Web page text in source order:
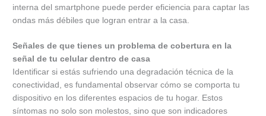
interna del smartphone puede perder eficiencia para captar las
ondas más débiles que logran entrar a la casa.
Señales de que tienes un problema de cobertura en la
señal de tu celular dentro de casa
Identificar si estás sufriendo una degradación técnica de la
conectividad, es fundamental observar cómo se comporta tu
dispositivo en los diferentes espacios de tu hogar. Estos
síntomas no solo son molestos, sino que son indicadores